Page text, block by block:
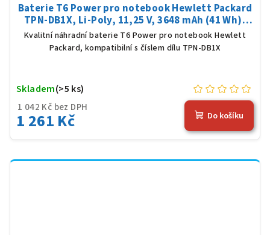
Baterie T6 Power pro notebook Hewlett Packard
TPN-DB1X, Li-Poly, 11,25 V, 3648 mAh (41 Wh),
černá
Kvalitní náhradní baterie T6 Power pro notebook Hewlett
Packard, kompatibilní s číslem dílu TPN-DB1X
1 042 Kč bez DPH
1 261 Kč
Skladem(>5 ks)
Do košíku